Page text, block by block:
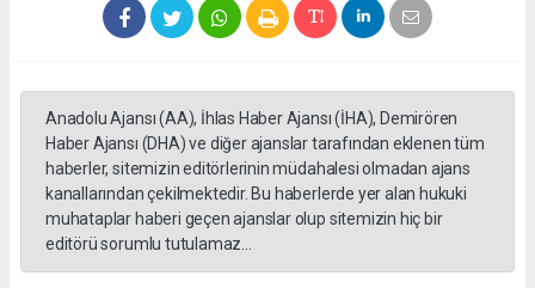
Anadolu Ajansı (AA), İhlas Haber Ajansı (İHA), Demirören
Haber Ajansı (DHA) ve diğer ajanslar tarafından eklenen tüm
haberler, sitemizin editörlerinin müdahalesi olmadan ajans
kanallarından çekilmektedir. Bu haberlerde yer alan hukuki
muhataplar haberi geçen ajanslar olup sitemizin hiç bir
editörü sorumlu tutulamaz...